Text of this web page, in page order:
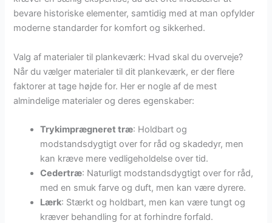
bevare historiske elementer, samtidig med at man opfylder
moderne standarder for komfort og sikkerhed.
Valg af materialer til plankeværk: Hvad skal du overveje?
Når du vælger materialer til dit plankeværk, er der flere
faktorer at tage højde for. Her er nogle af de mest
almindelige materialer og deres egenskaber:
Trykimprægneret træ: Holdbart og
modstandsdygtigt over for råd og skadedyr, men
kan kræve mere vedligeholdelse over tid.
Cedertræ: Naturligt modstandsdygtigt over for råd,
med en smuk farve og duft, men kan være dyrere.
Lærk: Stærkt og holdbart, men kan være tungt og
kræver behandling for at forhindre forfald.